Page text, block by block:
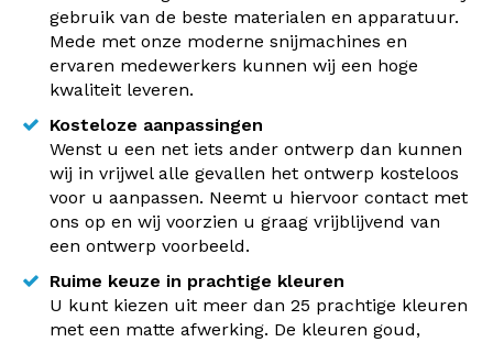
gebruik van de beste materialen en apparatuur.
Mede met onze moderne snijmachines en
ervaren medewerkers kunnen wij een hoge
kwaliteit leveren.
Kosteloze aanpassingen
Wenst u een net iets ander ontwerp dan kunnen
wij in vrijwel alle gevallen het ontwerp kosteloos
voor u aanpassen. Neemt u hiervoor contact met
ons op en wij voorzien u graag vrijblijvend van
een ontwerp voorbeeld.
Ruime keuze in prachtige kleuren
U kunt kiezen uit meer dan 25 prachtige kleuren
met een matte afwerking. De kleuren goud,